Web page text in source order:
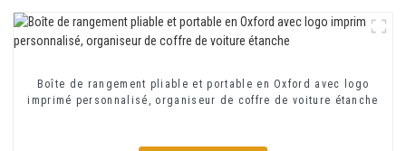
Boîte de rangement pliable et portable en Oxford avec logo
imprimé personnalisé, organiseur de coffre de voiture étanche